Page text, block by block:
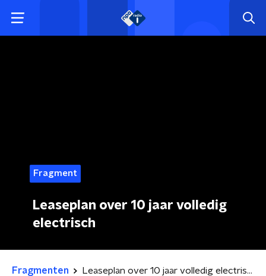
Fragment
Leaseplan over 10 jaar volledig
electrisch
Fragmenten Leaseplan over 10 jaar volledig electrisch